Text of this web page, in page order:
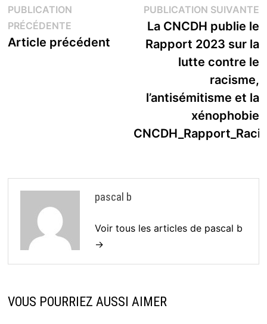
Navigation
de
PUBLICATION
PRÉCÉDENTEPublication
précédente :
Article précédent
PUBLICATION SUIVANTE
La CNCDH publie le
Rapport 2023 sur la
lutte contre le
racisme,
l’antisémitisme et la
xénophobie
pascal b
Voir tous les articles de pascal b
→
VOUS POURRIEZ AUSSI AIMER